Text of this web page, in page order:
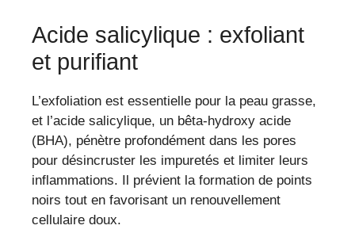
Acide salicylique : exfoliant
et purifiant
L’exfoliation est essentielle pour la peau grasse,
et l’acide salicylique, un bêta-hydroxy acide
(BHA), pénètre profondément dans les pores
pour désincruster les impuretés et limiter leurs
inflammations. Il prévient la formation de points
noirs tout en favorisant un renouvellement
cellulaire doux.